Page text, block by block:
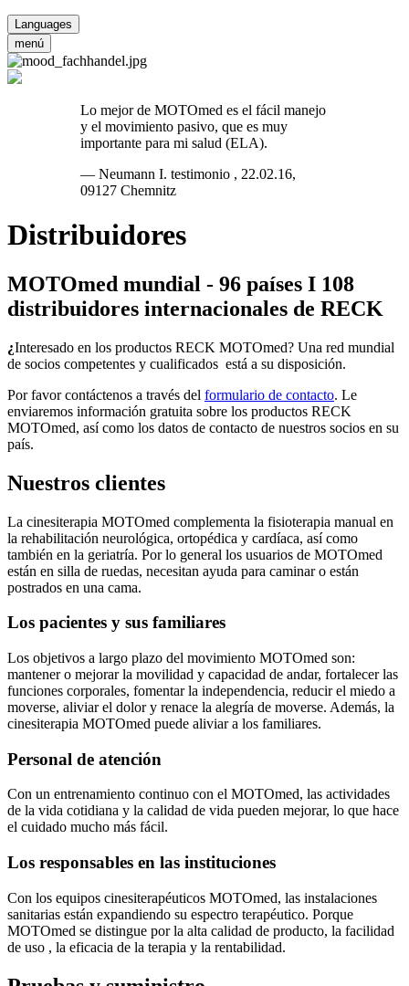
Languages
menú
Lo mejor de MOTOmed es el fácil manejo
y el movimiento pasivo, que es muy
importante para mi salud (ELA).
— Neumann I. testimonio , 22.02.16,
09127 Chemnitz
Distribuidores
MOTOmed mundial - 96 países I 108
distribuidores internacionales de RECK
¿Interesado en los productos RECK MOTOmed? Una red mundial
de socios competentes y cualificados está a su disposición.
Por favor contáctenos a través del formulario de contacto. Le
enviaremos información gratuita sobre los productos RECK
MOTOmed, así como los datos de contacto de nuestros socios en su
país.
Nuestros clientes
La cinesiterapia MOTOmed complementa la fisioterapia manual en
la rehabilitación neurológica, ortopédica y cardíaca, así como
también en la geriatría. Por lo general los usuarios de MOTOmed
están en silla de ruedas, necesitan ayuda para caminar o están
postrados en una cama.
Los pacientes y sus familiares
Los objetivos a largo plazo del movimiento MOTOmed son:
mantener o mejorar la movilidad y capacidad de andar, fortalecer las
funciones corporales, fomentar la independencia, reducir el miedo a
moverse, aliviar el dolor y renace la alegría de moverse. Además, la
cinesiterapia MOTOmed puede aliviar a los familiares.
Personal de atención
Con un entrenamiento continuo con el MOTOmed, las actividades
de la vida cotidiana y la calidad de vida pueden mejorar, lo que hace
el cuidado mucho más fácil.
Los responsables en las instituciones
Con los equipos cinesiterapéuticos MOTOmed, las instalaciones
sanitarias están expandiendo su espectro terapéutico. Porque
MOTOmed se distingue por la alta calidad de producto, la facilidad
de uso , la eficacia de la terapia y la rentabilidad.